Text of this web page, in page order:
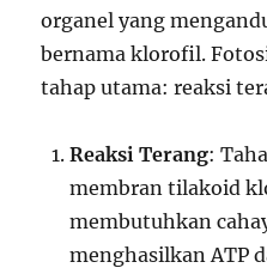
organel yang
bernama klorofil.
tahap utama: reaksi
Reaksi Terang:
membran tilakoid
membutuhkan
menghasilkan ATP